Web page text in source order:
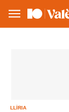
LLÍRIA